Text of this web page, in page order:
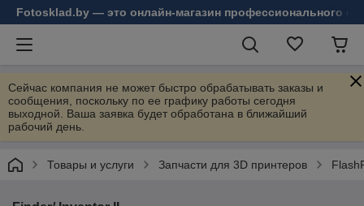
Fotosklad.by — это онлайн-магазин профессионального
Сейчас компания не может быстро обрабатывать заказы и
сообщения, поскольку по ее графику работы сегодня
выходной. Ваша заявка будет обработана в ближайший
рабочий день.
Товары и услуги Запчасти для 3D принтеров